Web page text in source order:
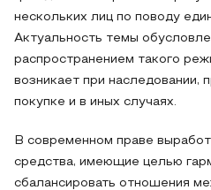
нескольких лиц по поводу
Актуальность темы
распространением такого
возникает при наследовании,
покупке и в иных случаях.
В современном праве
средства, имеющие целью
сбалансировать отношения